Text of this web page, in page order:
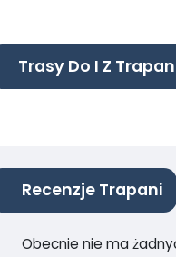
Trasy Do I Z
Recenzje Trapani
Obecnie nie ma